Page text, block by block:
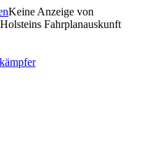
Keine Anzeige von
Fahrplanauskunft